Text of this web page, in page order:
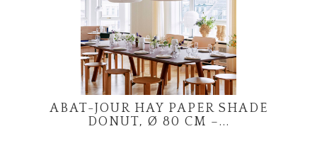
ABAT-JOUR HAY PAPER SHADE
DONUT, Ø 80 CM –...